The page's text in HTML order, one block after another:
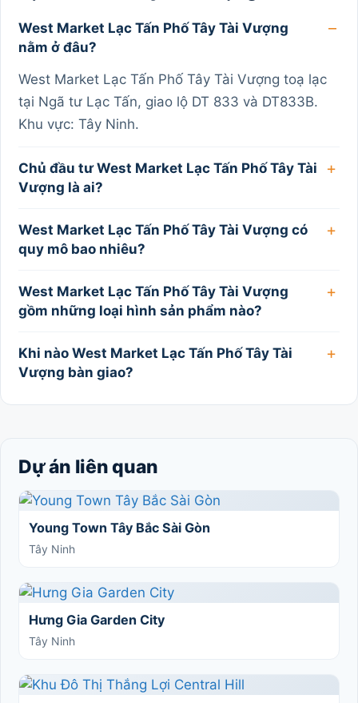
West Market Lạc Tấn Phố Tây Tài Vượng
nằm ở đâu?
West Market Lạc Tấn Phố Tây Tài Vượng toạ lạc
tại Ngã tư Lạc Tấn, giao lộ DT 833 và DT833B.
Khu vực: Tây Ninh.
Chủ đầu tư West Market Lạc Tấn Phố Tây Tài
Vượng là ai?
West Market Lạc Tấn Phố Tây Tài Vượng có
quy mô bao nhiêu?
West Market Lạc Tấn Phố Tây Tài Vượng
gồm những loại hình sản phẩm nào?
Khi nào West Market Lạc Tấn Phố Tây Tài
Vượng bàn giao?
Dự án liên quan
Young Town Tây Bắc Sài Gòn
Tây Ninh
Hưng Gia Garden City
Tây Ninh